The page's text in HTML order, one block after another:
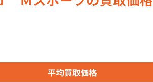
平均買取価格